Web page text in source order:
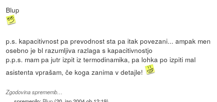
Blup
p.s. kapacitivnost pa prevodnost sta pa itak povezani... ampak men
osebno je bl razumljiva razlaga s kapacitivnostjo
p.p.s. mam pa jutr izpit iz termodinamika, pa lohka po izpiti mal
asistenta vprašam, če koga zanima v detajle!
Zgodovina sprememb…